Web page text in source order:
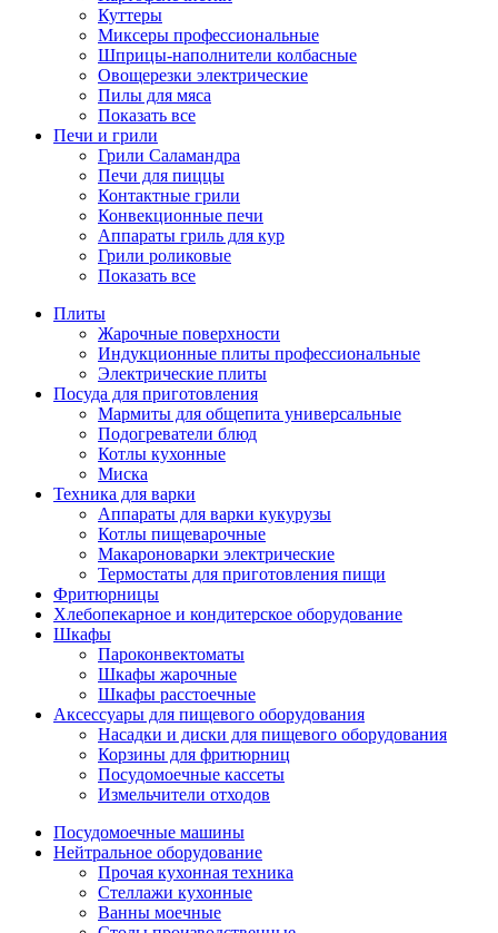
Куттеры
Миксеры профессиональные
Шприцы-наполнители колбасные
Овощерезки электрические
Пилы для мяса
Показать все
Печи и грили
Грили Саламандра
Печи для пиццы
Контактные грили
Конвекционные печи
Аппараты гриль для кур
Грили роликовые
Показать все
Плиты
Жарочные поверхности
Индукционные плиты профессиональные
Электрические плиты
Посуда для приготовления
Мармиты для общепита универсальные
Подогреватели блюд
Котлы кухонные
Миска
Техника для варки
Аппараты для варки кукурузы
Котлы пищеварочные
Макароноварки электрические
Термостаты для приготовления пищи
Фритюрницы
Хлебопекарное и кондитерское оборудование
Шкафы
Пароконвектоматы
Шкафы жарочные
Шкафы расстоечные
Аксессуары для пищевого оборудования
Насадки и диски для пищевого оборудования
Корзины для фритюрниц
Посудомоечные кассеты
Измельчители отходов
Посудомоечные машины
Нейтральное оборудование
Прочая кухонная техника
Стеллажи кухонные
Ванны моечные